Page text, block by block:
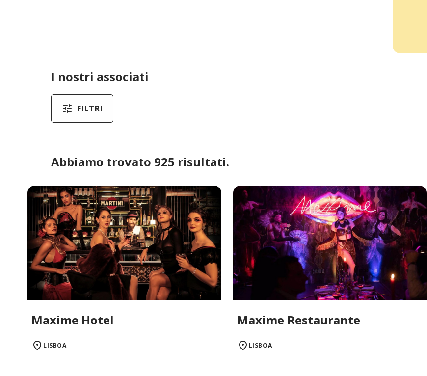
I nostri associati
FILTRI
Abbiamo trovato 925 risultati.
Maxime Hotel
LISBOA
Maxime Restaurante
LISBOA